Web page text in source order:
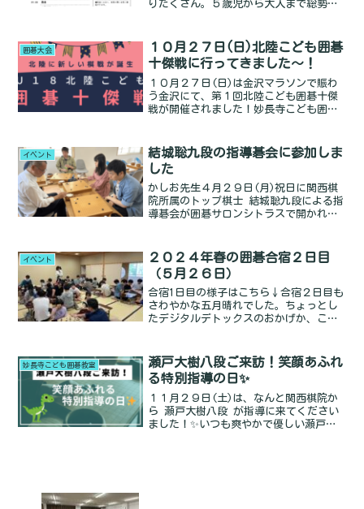
りだくさん。５歳児から大人まで総勢３
する皆さん、しおりの持ち物欄をよく見
て、忘れ物をしないようにRead more...
囲碁大会
１０月２７日(日)北陸こども囲碁
十傑戦に行ってきました～！
１０月２７日(日)は金沢マラソンで賑わ
う金沢にて、第１回北陸こども囲碁十傑
戦が開催されました！妙長寺こども囲碁
して行ってきました。大会の結果や当日
の様子（とても盛り上がりRead more...
イベント
結城聡九段の指導碁会に参加しま
した
かしお先生４月２９日(月)祝日に関西棋
院所属のトップ棋士 結城聡九段による指
導碁会が囲碁サロンシトラスで開かれ、
けたので刺激的でした。持ち時間は４０
分で、参加者１２名のRead more...
イベント
２０２４年春の囲碁合宿２日目
（５月２６日）
合宿1日目の様子はこちら↓合宿２日目も
さわやかな五月晴れでした。ちょっとし
たデジタルデトックスのおかげか、こん
中学生と高校生の男子たちはほぼ全員眠
そうでしたけどｗ 朝のRead more...
妙長寺こども囲碁教室
瀬戸大樹八段ご来訪！笑顔あふれ
る特別指導の日✨
１１月２９日(土)は、なんと関西棋院か
ら 瀬戸大樹八段 が指導に来てください
ました！✨いつも爽やかで優しい瀬戸八